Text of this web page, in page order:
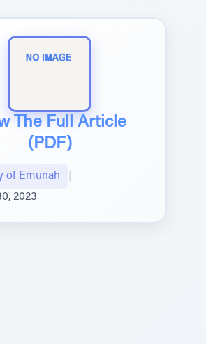
The Full Article
(PDF)
of Emunah
2023